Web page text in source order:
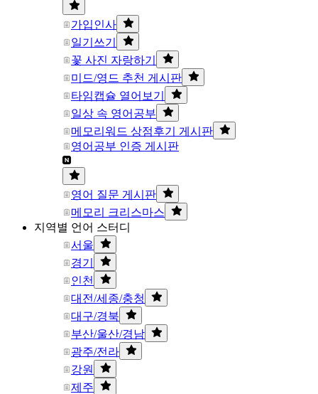
가입인사
일기쓰기
꽃 사진 자랑하기
미드/영드 추천 게시판
타임캡슐 열어보기
일상 속 영어공부
메모리워드 상점후기 게시판
영어공부 인증 게시판
영어 질문 게시판
메모리 크리스마스
지역별 언어 스터디
서울
경기
인천
대전/세종/충청
대구/경북
부산/울산/경남
광주/전라
강원
제주